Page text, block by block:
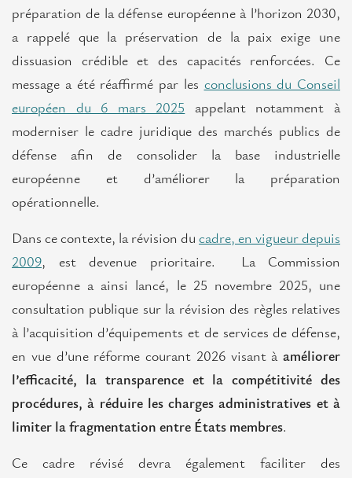
préparation de la défense européenne à l’horizon 2030,
a rappelé que la préservation de la paix exige une
dissuasion crédible et des capacités renforcées. Ce
message a été réaffirmé par les conclusions du Conseil
européen du 6 mars 2025 appelant notamment à
moderniser le cadre juridique des marchés publics de
défense afin de consolider la base industrielle
européenne et d’améliorer la préparation
opérationnelle.
Dans ce contexte, la révision du cadre, en vigueur depuis
2009, est devenue prioritaire. La Commission
européenne a ainsi lancé, le 25 novembre 2025, une
consultation publique sur la révision des règles relatives
à l’acquisition d’équipements et de services de défense,
en vue d’une réforme courant 2026 visant à améliorer
l’efficacité, la transparence et la compétitivité des
procédures, à réduire les charges administratives et à
limiter la fragmentation entre États membres.
Ce cadre révisé devra également faciliter des
Actualités
Projets
européens
Positions
franciliennes
Contact